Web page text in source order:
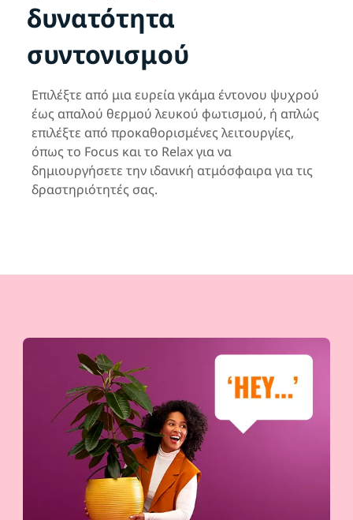
δυνατότητα
συντονισμού
Επιλέξτε από μια ευρεία γκάμα έντονου ψυχρού
έως απαλού θερμού λευκού φωτισμού, ή απλώς
επιλέξτε από προκαθορισμένες λειτουργίες,
όπως το Focus και το Relax για να
δημιουργήσετε την ιδανική ατμόσφαιρα για τις
δραστηριότητές σας.